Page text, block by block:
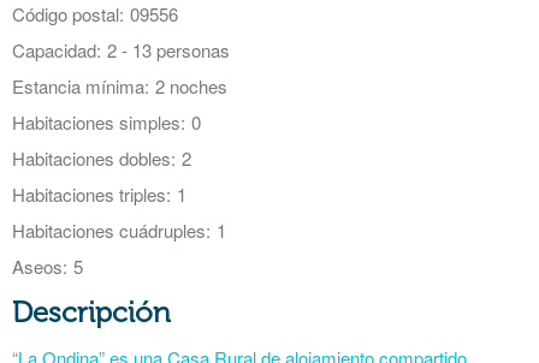
Código postal: 09556
Capacidad: 2 - 13 personas
Estancia mínima: 2 noches
Habitaciones simples: 0
Habitaciones dobles: 2
Habitaciones triples: 1
Habitaciones cuádruples: 1
Aseos: 5
Descripción
“La Ondina” es una Casa Rural de alojamiento compartido